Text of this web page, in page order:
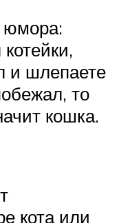
юмора:
и шлепаете
то
кошка.
кота или